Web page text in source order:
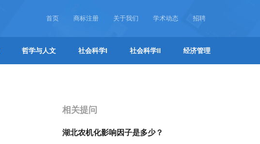
首页 商标注册 关于我们 学术动态 招聘
哲学与人文 社会科学I 社会科学II 经济管理
相关提问
湖北农机化影响因子是多少？